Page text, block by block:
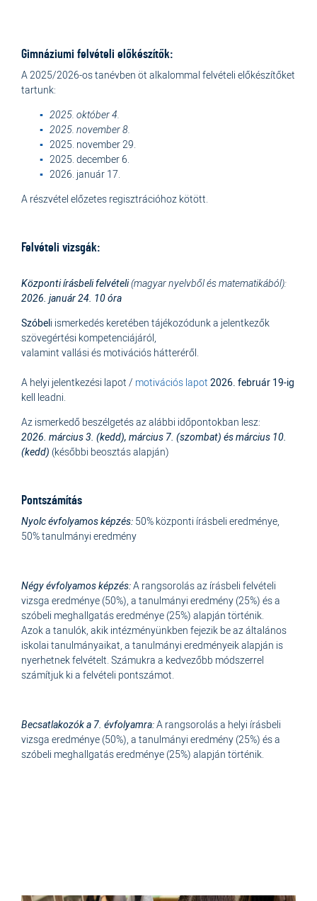
Gimnáziumi felvételi előkészítők:
A 2025/2026-os tanévben öt alkalommal felvételi előkészítőket
tartunk:
2025. október 4.
2025. november 8.
2025. november 29.
2025. december 6.
2026. január 17.
A részvétel előzetes regisztrációhoz kötött.
Felvételi vizsgák:
Központi írásbeli felvételi(magyar nyelvből és matematikából):
2026. január 24. 10 óra
Szóbeli ismerkedés keretében tájékozódunk a jelentkezők
szövegértési kompetenciájáról,
valamint vallási és motivációs hátteréről.
A helyi jelentkezési lapot / motivációs lapot 2026. február 19-ig
kell leadni.
Az ismerkedő beszélgetés az alábbi időpontokban lesz:
2026. március 3. (kedd), március 7. (szombat) és március 10.
(kedd) (későbbi beosztás alapján)
Pontszámítás
Nyolc évfolyamos képzés: 50% központi írásbeli eredménye,
50% tanulmányi eredmény
Négy évfolyamos képzés:A rangsorolás az írásbeli felvételi
vizsga eredménye (50%), a tanulmányi eredmény (25%) és a
szóbeli meghallgatás eredménye (25%) alapján történik.
Azok a tanulók, akik intézményünkben fejezik be az általános
iskolai tanulmányaikat, a tanulmányi eredményeik alapján is
nyerhetnek felvételt. Számukra a kedvezőbb módszerrel
számítjuk ki a felvételi pontszámot.
Becsatlakozók a 7. évfolyamra:A rangsorolás a helyi írásbeli
vizsga eredménye (50%), a tanulmányi eredmény (25%) és a
szóbeli meghallgatás eredménye (25%) alapján történik.